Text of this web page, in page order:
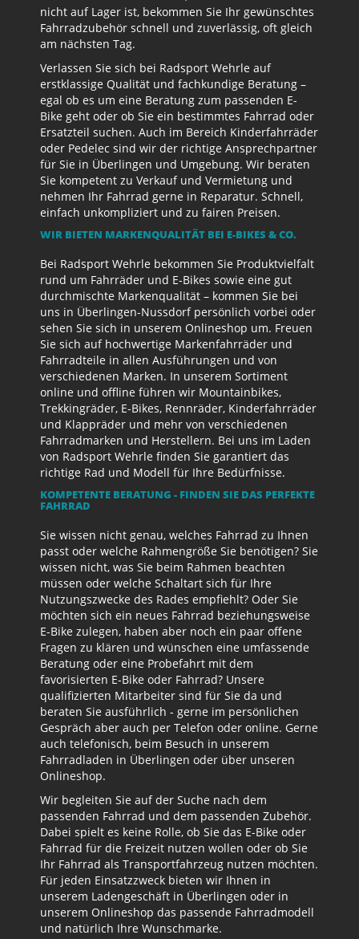
nicht auf Lager ist, bekommen Sie Ihr gewünschtes
Fahrradzubehör schnell und zuverlässig, oft gleich
am nächsten Tag.
Verlassen Sie sich bei Radsport Wehrle auf
erstklassige Qualität und fachkundige Beratung –
egal ob es um eine Beratung zum passenden E-
Bike geht oder ob Sie ein bestimmtes Fahrrad oder
Ersatzteil suchen. Auch im Bereich Kinderfahrräder
oder Pedelec sind wir der richtige Ansprechpartner
für Sie in Überlingen und Umgebung. Wir beraten
Sie kompetent zu Verkauf und Vermietung und
nehmen Ihr Fahrrad gerne in Reparatur. Schnell,
einfach unkompliziert und zu fairen Preisen.
WIR BIETEN MARKENQUALITÄT BEI E-BIKES & CO.
Bei Radsport Wehrle bekommen Sie Produktvielfalt
rund um Fahrräder und E-Bikes sowie eine gut
durchmischte Markenqualität – kommen Sie bei
uns in Überlingen-Nussdorf persönlich vorbei oder
sehen Sie sich in unserem Onlineshop um. Freuen
Sie sich auf hochwertige Markenfahrräder und
Fahrradteile in allen Ausführungen und von
verschiedenen Marken. In unserem Sortiment
online und offline führen wir Mountainbikes,
Trekkingräder, E-Bikes, Rennräder, Kinderfahrräder
und Klappräder und mehr von verschiedenen
Fahrradmarken und Herstellern. Bei uns im Laden
von Radsport Wehrle finden Sie garantiert das
richtige Rad und Modell für Ihre Bedürfnisse.
KOMPETENTE BERATUNG - FINDEN SIE DAS PERFEKTE
FAHRRAD
Sie wissen nicht genau, welches Fahrrad zu Ihnen
passt oder welche Rahmengröße Sie benötigen? Sie
wissen nicht, was Sie beim Rahmen beachten
müssen oder welche Schaltart sich für Ihre
Nutzungszwecke des Rades empfiehlt? Oder Sie
möchten sich ein neues Fahrrad beziehungsweise
E-Bike zulegen, haben aber noch ein paar offene
Fragen zu klären und wünschen eine umfassende
Beratung oder eine Probefahrt mit dem
favorisierten E-Bike oder Fahrrad? Unsere
qualifizierten Mitarbeiter sind für Sie da und
beraten Sie ausführlich - gerne im persönlichen
Gespräch aber auch per Telefon oder online. Gerne
auch telefonisch, beim Besuch in unserem
Fahrradladen in Überlingen oder über unseren
Onlineshop.
Wir begleiten Sie auf der Suche nach dem
passenden Fahrrad und dem passenden Zubehör.
Dabei spielt es keine Rolle, ob Sie das E-Bike oder
Fahrrad für die Freizeit nutzen wollen oder ob Sie
Ihr Fahrrad als Transportfahrzeug nutzen möchten.
Für jeden Einsatzzweck bieten wir Ihnen in
unserem Ladengeschäft in Überlingen oder in
unserem Onlineshop das passende Fahrradmodell
und natürlich Ihre Wunschmarke.